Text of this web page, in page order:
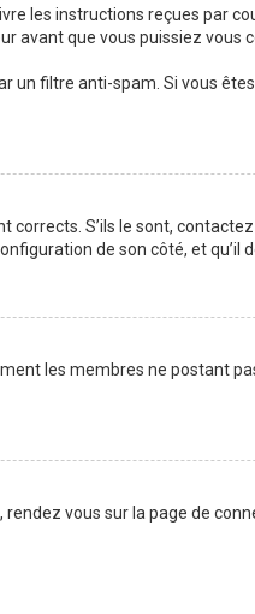
les instructions reçues par
avant que vous puissiez vous
filtre anti-spam. Si vous êtes
corrects. S’ils le sont,
de son côté, et qu’il
les membres ne postant
vous sur la page de